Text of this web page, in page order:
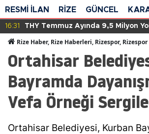
RESMİ İLAN RİZE GÜNCEL
16:31
THY Temmuz Ayında 9,5 Milyon
Rize Haber, Rize Haberleri, Rizespor,
Ortahisar
Bayramda
Vefa Örneği
Ortahisar Belediyesi, Kurban